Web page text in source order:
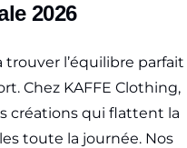
2026
trouver l’équilibre parfait
Chez KAFFE Clothing,
créations qui flattent la
toute la journée. Nos